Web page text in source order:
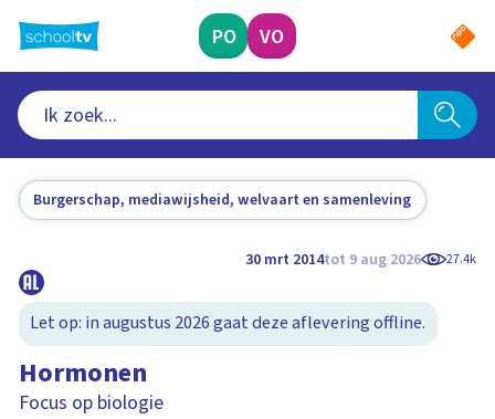
naar
hoofdinhoud
PO VO
Burgerschap, mediawijsheid, welvaart en samenleving
30 mrt 2014tot 9 aug 2026 27.4k
Let op: in augustus 2026 gaat deze aflevering offline.
Hormonen
Focus op biologie